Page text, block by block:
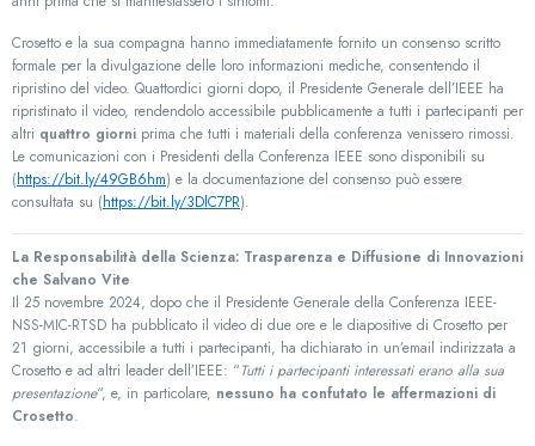
Crosetto e la sua compagna hanno immediatamente fornito un consenso scritto
formale per la divulgazione delle loro informazioni mediche, consentendo il
ripristino del video. Quattordici giorni dopo, il Presidente Generale dell’IEEE ha
ripristinato il video, rendendolo accessibile pubblicamente a tutti i partecipanti per
altri quattro giorni prima che tutti i materiali della conferenza venissero rimossi.
Le comunicazioni con i Presidenti della Conferenza IEEE sono disponibili su
(https://bit.ly/49GB6hm) e la documentazione del consenso può essere
consultata su (https://bit.ly/3DlC7PR).
La Responsabilità della Scienza: Trasparenza e Diffusione di Innovazioni
che Salvano Vite
Il 25 novembre 2024, dopo che il Presidente Generale della Conferenza IEEE-
NSS-MIC-RTSD ha pubblicato il video di due ore e le diapositive di Crosetto per
21 giorni, accessibile a tutti i partecipanti, ha dichiarato in un’email indirizzata a
Crosetto e ad altri leader dell’IEEE: “Tutti i partecipanti interessati erano alla sua
presentazione“, e, in particolare, nessuno ha confutato le affermazioni di
Crosetto.